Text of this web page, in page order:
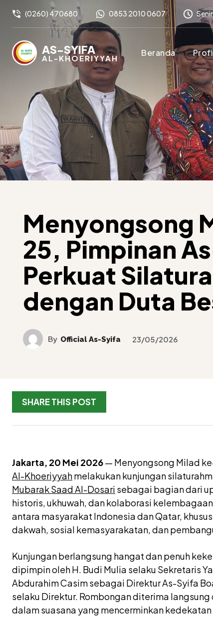
(0260) 470680 0853 2010 0607
AS-SYIFA
AL-KHOERIYYAH Beranda
Menyongsong
25, Pimpinan
Perkuat
dengan Duta
By Official As-Syifa 23/05/2026
SHARE THIS POST
Jakarta, 20 Mei 2026— Menyongsong Milad
Al-Khoeriyyahmelakukan kunjungan
Mubarak Saad Al-Dosari sebagai bagian dari
historis, ukhuwah, dan kolaborasi
antara masyarakat Indonesia dan Qatar,
dakwah, sosial kemasyarakatan, dan
Kunjungan berlangsung hangat dan penuh
dipimpin oleh H. Budi Mulia selaku Sekretaris
Abdurahim Casim sebagai Direktur As-Syifa
selaku Direktur. Rombongan diterima
dalam suasana yang mencerminkan